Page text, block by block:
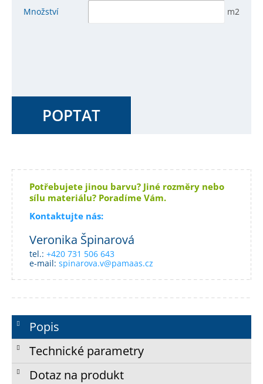
Množství m2
POPTAT
Potřebujete jinou barvu? Jiné rozměry nebo
sílu materiálu? Poradíme Vám.
Kontaktujte nás:
Veronika Špinarová
tel.: +420 731 506 643
e-mail: spinarova.v@pamaas.cz
Popis
Technické parametry
Dotaz na produkt